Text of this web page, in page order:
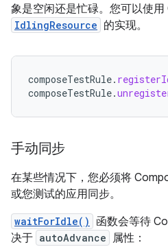
象是空闲还是忙碌。您可以使
IdlingResource 的实现。
composeTestRule.
composeTestRule.
手动同步
在某些情况下，您必须将
或您测试的应用同步。
waitForIdle()
函数会等待
决于 autoAdvance 属性：